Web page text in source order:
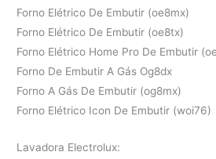
Forno Elétrico De Embutir (oe8mx)
Forno Elétrico De Embutir (oe8tx)
Forno Elétrico Home Pro De Embutir
Forno De Embutir A Gás Og8dx
Forno A Gás De Embutir (og8mx)
Forno Elétrico Icon De Embutir (woi76)
Lavadora Electrolux: